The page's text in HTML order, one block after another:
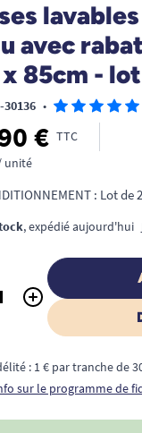
avec
x 85cm -
30136 •
€ TTC
unité
: Lot de 2
, expédié aujourd'hui
+
: 1 € par tranche de
sur le programme de